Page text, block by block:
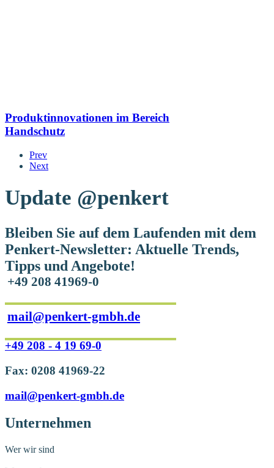
Produktinnovationen im Bereich
Handschutz
Prev
Next
Update @penkert
Bleiben Sie auf dem Laufenden mit dem
Penkert-Newsletter: Aktuelle Trends,
Tipps und Angebote!
+49 208 41969-0
mail@penkert-gmbh.de
+49 208 - 4 19 69-0
Fax: 0208 41969-22
mail@penkert-gmbh.de
Unternehmen
Wer wir sind